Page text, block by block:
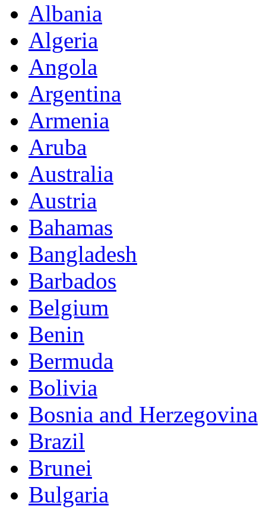
Albania
Algeria
Angola
Argentina
Armenia
Aruba
Australia
Austria
Bahamas
Bangladesh
Barbados
Belgium
Benin
Bermuda
Bolivia
Bosnia and Herzegovina
Brazil
Brunei
Bulgaria